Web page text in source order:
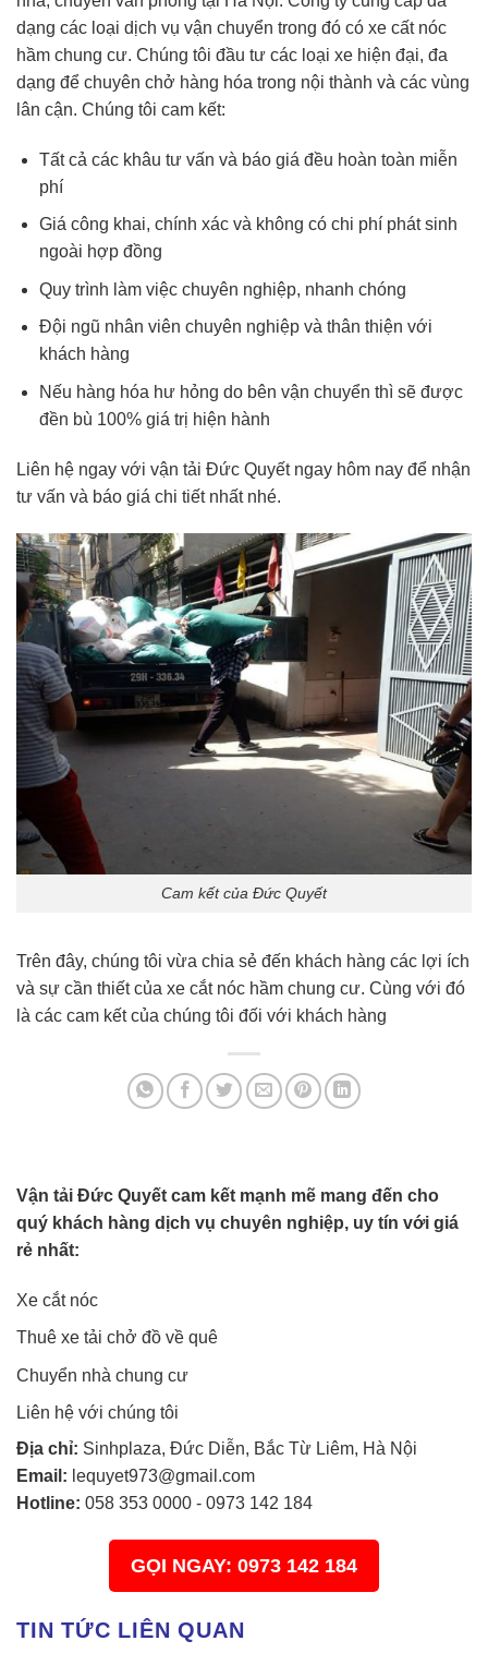
dạng các loại dịch vụ vận chuyển trong đó có xe cất nóc
hầm chung cư. Chúng tôi đầu tư các loại xe hiện đại, đa
dạng để chuyên chở hàng hóa trong nội thành và các vùng
lân cận. Chúng tôi cam kết:
Tất cả các khâu tư vấn và báo giá đều hoàn toàn miễn
phí
Giá công khai, chính xác và không có chi phí phát sinh
ngoài hợp đồng
Quy trình làm việc chuyên nghiệp, nhanh chóng
Đội ngũ nhân viên chuyên nghiệp và thân thiện với
khách hàng
Nếu hàng hóa hư hỏng do bên vận chuyển thì sẽ được
đền bù 100% giá trị hiện hành
Liên hệ ngay với vận tải Đức Quyết ngay hôm nay để nhận
tư vấn và báo giá chi tiết nhất nhé.
Cam kết của Đức Quyết
Trên đây, chúng tôi vừa chia sẻ đến khách hàng các lợi ích
và sự cần thiết của xe cắt nóc hầm chung cư. Cùng với đó
là các cam kết của chúng tôi đối với khách hàng
Vận tải Đức Quyết cam kết mạnh mẽ mang đến cho
quý khách hàng dịch vụ chuyên nghiệp, uy tín với giá
rẻ nhất:
Xe cắt nóc
Thuê xe tải chở đồ về quê
Chuyển nhà chung cư
Liên hệ với chúng tôi
Địa chỉ: Sinhplaza, Đức Diễn, Bắc Từ Liêm, Hà Nội
Email: lequyet973@gmail.com
Hotline: 058 353 0000 - 0973 142 184
GỌI NGAY: 0973 142 184
TIN TỨC LIÊN QUAN